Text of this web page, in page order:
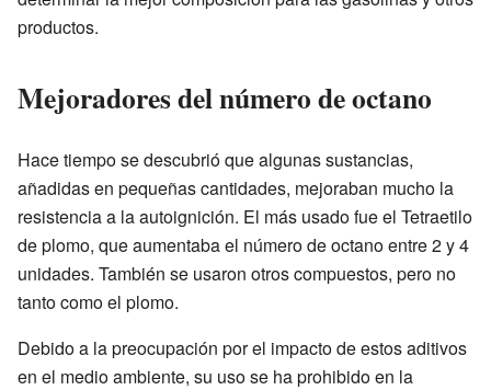
productos.
Mejoradores del número de octano
Hace tiempo se descubrió que algunas sustancias,
añadidas en pequeñas cantidades, mejoraban mucho la
resistencia a la autoignición. El más usado fue el Tetraetilo
de plomo, que aumentaba el número de octano entre 2 y 4
unidades. También se usaron otros compuestos, pero no
tanto como el plomo.
Debido a la preocupación por el impacto de estos aditivos
en el medio ambiente, su uso se ha prohibido en la